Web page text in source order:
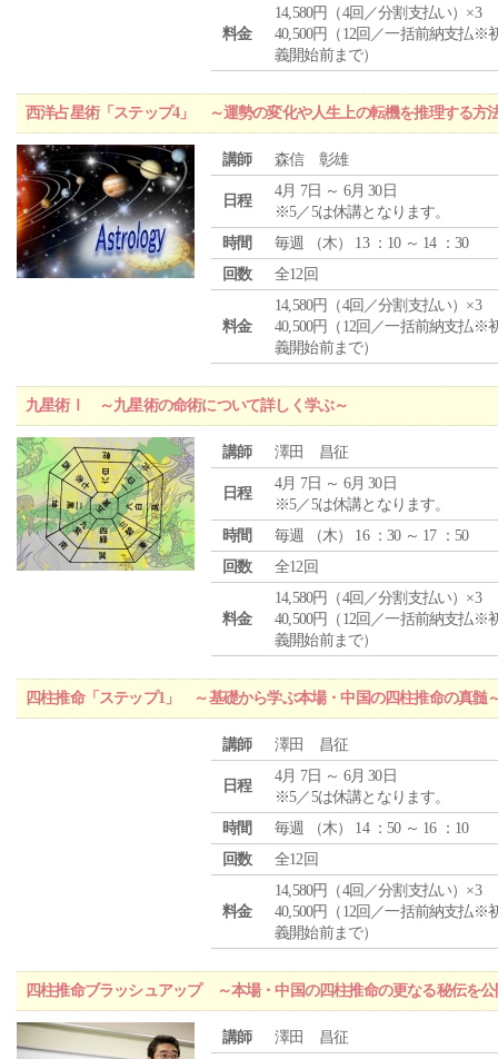
料金
14,580円（4回／分割支払い）×3
40,500円（12回／一括前納支払※
義開始前まで）
西洋占星術「ステップ4」 ～運勢の変化や人生上の転機を推理する方
講師 森信 彰雄
日程
4月 7日 ～ 6月 30日
※5／5は休講となります。
時間
毎週 （木） 13 ：10 ～ 14 ：30
回数
全12回
料金
14,580円（4回／分割支払い）×3
40,500円（12回／一括前納支払※
義開始前まで）
九星術Ⅰ ～九星術の命術について詳しく学ぶ～
講師 澤田 昌征
日程
4月 7日 ～ 6月 30日
※5／5は休講となります。
時間
毎週 （木） 16 ：30 ～ 17 ：50
回数
全12回
料金
14,580円（4回／分割支払い）×3
40,500円（12回／一括前納支払※
義開始前まで）
四柱推命「ステップ1」 ～基礎から学ぶ本場・中国の四柱推命の真髄
講師 澤田 昌征
日程
4月 7日 ～ 6月 30日
※5／5は休講となります。
時間
毎週 （木） 14 ：50 ～ 16 ：10
回数
全12回
料金
14,580円（4回／分割支払い）×3
40,500円（12回／一括前納支払※
義開始前まで）
四柱推命ブラッシュアップ ～本場・中国の四柱推命の更なる秘伝を
講師 澤田 昌征